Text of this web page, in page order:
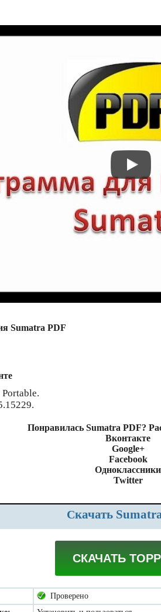
Sumatra PDF
Понравилась Sumatra PDF?
Вконтакте
Google+
Facebook
Одноклассники
Twitter
Скачать
СКАЧАТЬ
Проверено